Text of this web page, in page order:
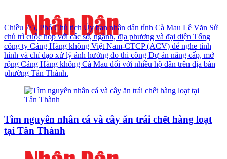
Chiều 7/5, Phó Chủ tịch Ủy ban nhân dân tỉnh Cà Mau Lê Văn Sử
chủ trì cuộc họp với các sở, ngành, địa phương và đại diện Tổng
công ty Cảng Hàng không Việt Nam-CTCP (ACV) để nghe tình
hình và chỉ đạo xử lý ảnh hưởng do thi công Dự án nâng cấp, mở
rộng Cảng Hàng không Cà Mau đối với nhiều hộ dân trên địa bàn
phường Tân Thành.
Tìm nguyên nhân cá và cây ăn trái chết hàng loạt
tại Tân Thành